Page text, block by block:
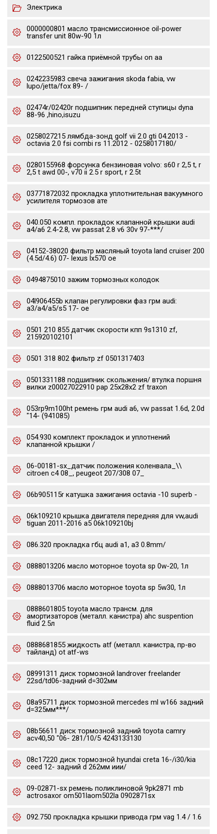
Электрика
0000000801 масло трансмиссионное oil-power
transfer unit 80w-90 1л
0122500521 гайка приёмной трубы on aa
0242235983 свеча зажигания skoda fabia, vw
lupo/jetta/fox 89- /
02474r/02420r подшипник передней ступицы dyna
88-96 ,hino,isuzu
0258027215 лямбда-зонд golf vii 2.0 gti 04.2013 -
octavia 2.0 fsi combi rs 11.2012 - 0258017180/
0280155968 форсунка бензиновая volvo: s60 r 2,5 t, r
2,5 t awd 00-, v70 ii 2.5 r sport, r 2.5t
03771872032 прокладка уплотнительная вакуумного
усилителя тормозов ате
040.050 компл. прокладок клапанной крышки audi
a4/a6 2.4-2.8, vw passat 2.8 v6 30v 97-***/
04152-38020 фильтр масляный toyota land cruiser 200
(4.5d/4.6) 07- lexus lx570 oe
0494875010 зажим тормозных колодок
04l906455b клапан регулировки фаз грм audi:
a3/a4/a5/s5 17- oe
0501 210 855 датчик скорости кпп 9s1310 zf,
215920102101
0501 318 802 фильтр zf 0501317403
0501331188 подшипник скольжения/ втулка поршня
вилки z00027022910 pap 25x28x2 zf traxon
053rp9m100ht ремень грм audi a6, vw passat 1.6d, 2.0d
"14- (941085)
054.930 комплект прокладок и уплотнений
клапанной крышки /
06-00181-sx_датчик положения коленвала_\\
citroen c4 08_, peugeot 207/308 07_
06b905115r катушка зажигания octavia -10 superb -
06k109210 крышка двигателя передняя для vw,audi
tiguan 2011-2016 a5 06k109210bj
086.320 прокладка гбц audi a1, a3 0.8mm/
0888013206 масло моторное toyota sp 0w-20, 1л
0888013706 масло моторное toyota sp 5w30, 1л
0888601805 toyota масло трансм. для
амортизаторов (металл. канистра) ahc suspention
fluid 2.5л
0888681855 жидкость atf (металл. канистра, пр-во
тайланд) ot atf-ws
08991311 диск тормозной landrover freelander
22sd/td06-задний d=302мм
08a95711 диск тормозной mercedes ml w166 задний
d=325мм***/
08b56611 диск тормозной задний toyota camry
acv40,50 "06- 281/10/5 4243133130
08c17220 диск тормозной hyundai creta 16-/i30/kia
ceed 12- задний d 262мм иии/
09-02871-sx ремень поликлиновой 9pk2871 mb
actrosaxor om501laom502la 0902871sx
092.750 прокладка крышки привода грм vag 1.4 / 1.6